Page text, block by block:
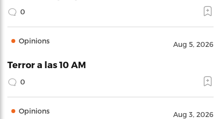
0
Opinions Aug 5, 2026
Terror a las 10 AM
0
Opinions Aug 3, 2026